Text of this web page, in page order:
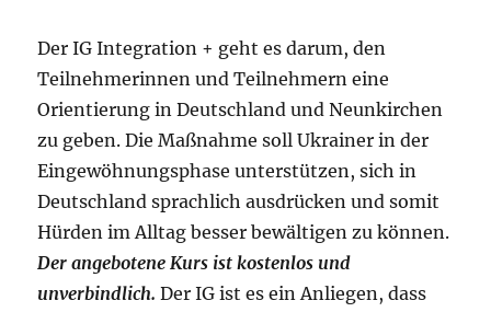
Der IG Integration + geht es darum, den
Teilnehmerinnen und Teilnehmern eine
Orientierung in Deutschland und Neunkirchen
zu geben. Die Maßnahme soll Ukrainer in der
Eingewöhnungsphase unterstützen, sich in
Deutschland sprachlich ausdrücken und somit
Hürden im Alltag besser bewältigen zu können.
Der angebotene Kurs ist kostenlos und
unverbindlich. Der IG ist es ein Anliegen, dass